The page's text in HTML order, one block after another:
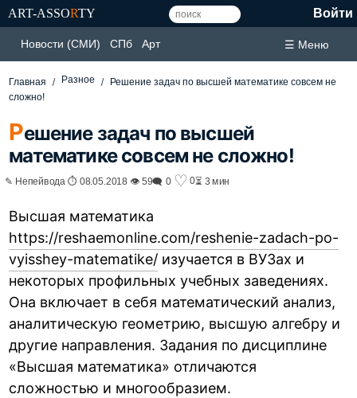
ART-ASSORTY Войти
Новости (СМИ) СПб Арт ☰ Меню
Главная Разное
Решение задач по высшей математике совсем не
сложно!
Решение задач по высшей
математике совсем не сложно!
✎ Непейвода ⏱ 08.05.2018 👁 59🗨 0 ♡ 0⏳ 3 мин
Высшая математика
https://reshaemonline.com/reshenie-zadach-po-
vyisshey-matematike/ изучается в ВУЗах и
некоторых профильных учебных заведениях.
Она включает в себя математический анализ,
аналитическую геометрию, высшую алгебру и
другие направления. Задания по дисциплине
«Высшая математика» отличаются
сложностью и многообразием.